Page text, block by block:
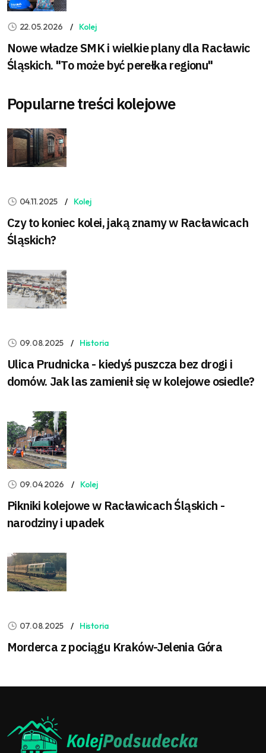
22.05.2026 Kolej
Nowe władze SMK i wielkie plany dla Racławic
Śląskich. "To może być perełka regionu"
Popularne treści kolejowe
04.11.2025 Kolej
Czy to koniec kolei, jaką znamy w Racławicach
Śląskich?
09.08.2025 Historia
Ulica Prudnicka - kiedyś puszcza bez drogi i
domów. Jak las zamienił się w kolejowe osiedle?
09.04.2026 Kolej
Pikniki kolejowe w Racławicach Śląskich -
narodziny i upadek
07.08.2025 Historia
Morderca z pociągu Kraków-Jelenia Góra